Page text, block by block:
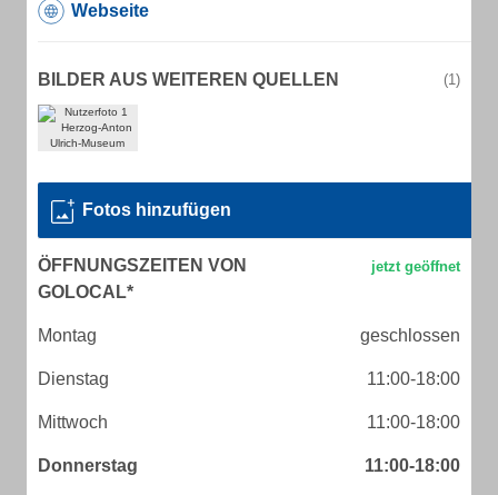
Webseite
BILDER AUS WEITEREN QUELLEN (1)
Fotos hinzufügen
ÖFFNUNGSZEITEN VON
GOLOCAL*
Montag geschlossen
Dienstag 11:00-18:00
Mittwoch 11:00-18:00
Donnerstag 11:00-18:00